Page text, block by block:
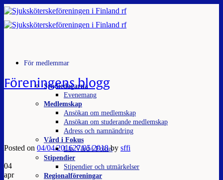
Skip
to
content
För medlemmar
Studiedagarna
Evenemang
Medlemskap
Ansökan om medlemskap
Ansökan om studerande medlemskap
Adress och namnändring
Vård i Fokus
Läs Vård i Fokus
Stipendier
Stipendier och utmärkelser
Regionalföreningar
Föreningens blogg
Posted on 04/04/201627/05/2018 by sffi
04
apr